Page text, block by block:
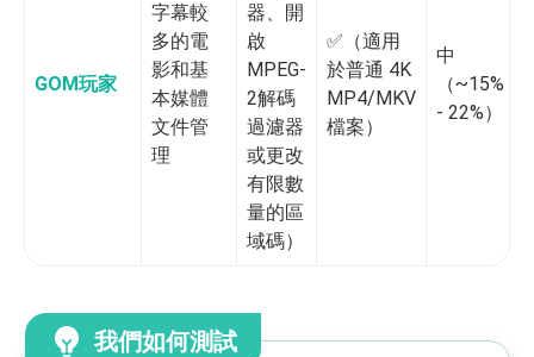
GOM玩家
字幕較
多的電
影和基
本媒體
文件管
理
器、開
啟
MPEG-
2解碼
過濾器
或更改
有限數
量的區
域碼）
✅️（適用
於普通 4K
MP4/MKV
檔案）
中
（~15%
- 22%）
我們如何測試